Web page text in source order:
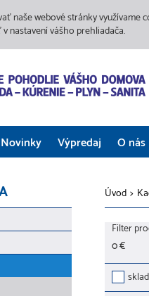
naše webové stránky využívame
nastavení vášho prehliadača.
Novinky Výpredaj O nás
Služby
Galéria
Úvod >
Filter
0 €